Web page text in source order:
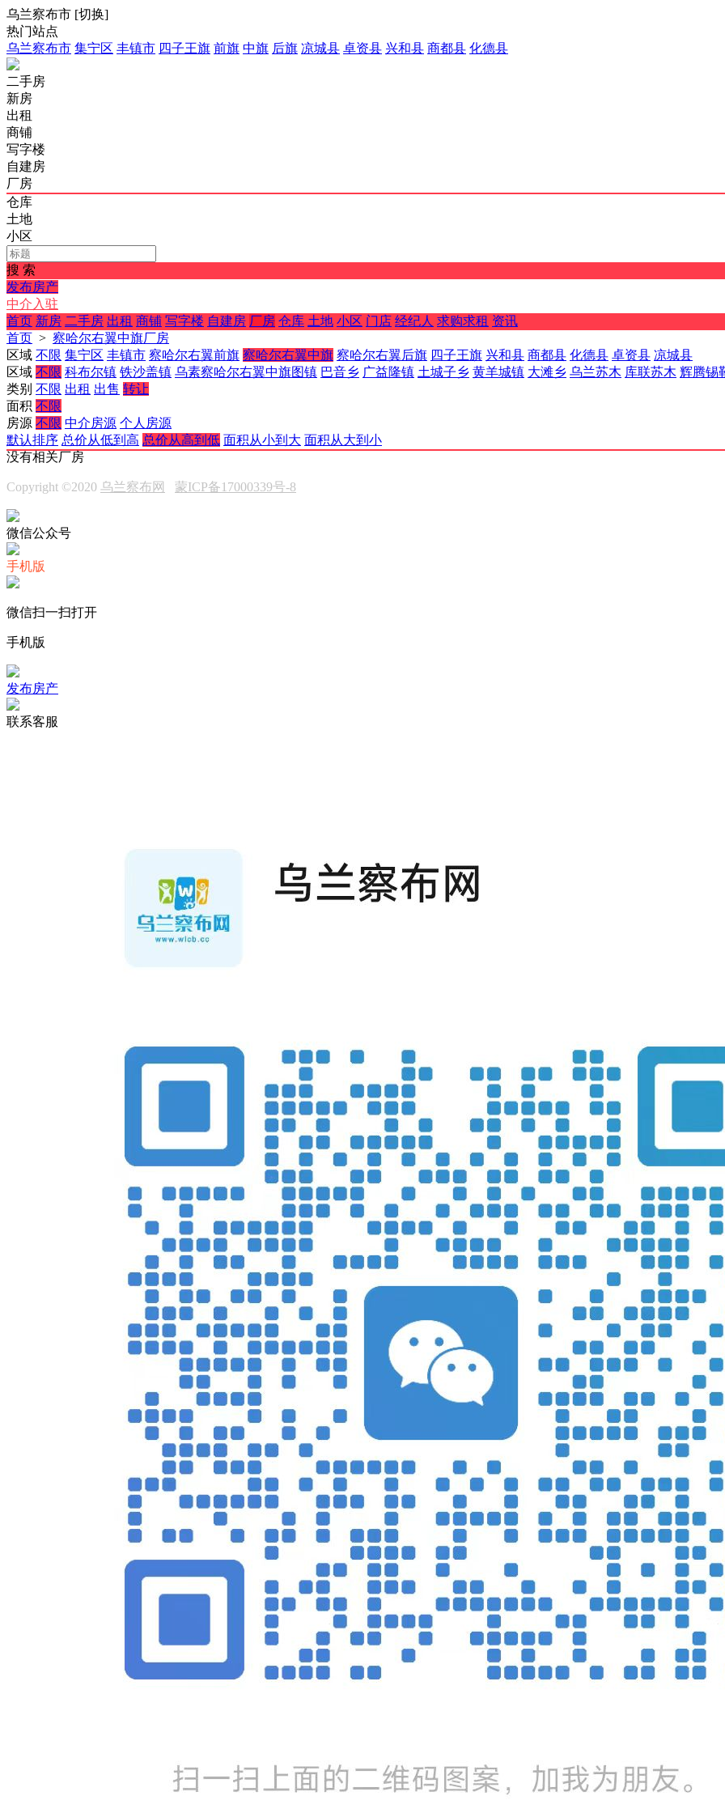
乌兰察布市 [切换]
热门站点
乌兰察布市 集宁区 丰镇市 四子王旗 前旗 中旗 后旗 凉城县 卓资县 兴和县 商都县 化德县
二手房
新房
出租
商铺
写字楼
自建房
厂房
仓库
土地
小区
搜 索
发布房产
中介入驻
首页 新房 二手房 出租 商铺 写字楼 自建房 厂房 仓库 土地 小区 门店 经纪人 求购求租 资讯
首页 > 察哈尔右翼中旗厂房
区域 不限 集宁区 丰镇市 察哈尔右翼前旗 察哈尔右翼中旗 察哈尔右翼后旗 四子王旗 兴和县 商都县 化德县 卓资县 凉城县
区域 不限 科布尔镇 铁沙盖镇 乌素察哈尔右翼中旗图镇 巴音乡 广益隆镇 土城子乡 黄羊城镇 大滩乡 乌兰苏木 库联苏木 辉腾锡
类别 不限 出租 出售 转让
面积 不限
房源 不限 中介房源 个人房源
默认排序 总价从低到高 总价从高到低 面积从小到大 面积从大到小
没有相关厂房
Copyright ©2020 乌兰察布网 蒙ICP备17000339号-8
微信公众号
手机版
微信扫一扫打开
手机版
发布房产
联系客服